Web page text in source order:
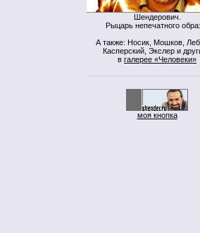
Шендерович.
Рыцарь непечатного
А также: Носик, Мошков,
Касперский, Экслер и
в галерее «Человеки»
моя кнопка